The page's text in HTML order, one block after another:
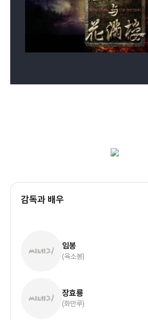
감독과 배우
임봉
(육소봉)
장효룡
(화만루)